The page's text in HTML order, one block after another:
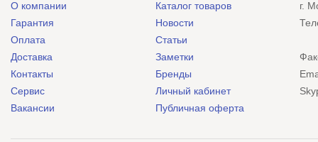
О компании
Гарантия
Оплата
Доставка
Контакты
Сервис
Вакансии
Каталог товаров
Новости
Статьи
Заметки
Бренды
Личный кабинет
Публичная оферта
г.